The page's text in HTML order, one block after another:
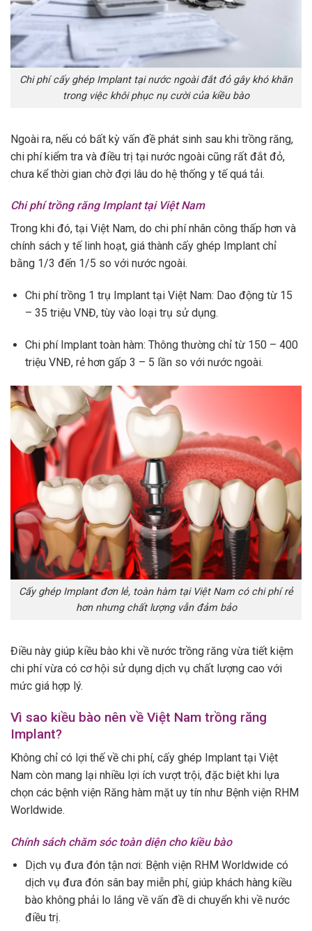
Chi phí cấy ghép Implant tại nước ngoài đắt đỏ gây khó khăn
trong việc khôi phục nụ cười của kiều bào
Ngoài ra, nếu có bất kỳ vấn đề phát sinh sau khi trồng răng,
chi phí kiểm tra và điều trị tại nước ngoài cũng rất đắt đỏ,
chưa kể thời gian chờ đợi lâu do hệ thống y tế quá tải.
Chi phí trồng răng Implant tại Việt Nam
Trong khi đó, tại Việt Nam, do chi phí nhân công thấp hơn và
chính sách y tế linh hoạt, giá thành cấy ghép Implant chỉ
bằng 1/3 đến 1/5 so với nước ngoài.
Chi phí trồng 1 trụ Implant tại Việt Nam: Dao động từ 15
– 35 triệu VNĐ, tùy vào loại trụ sử dụng.
Chi phí Implant toàn hàm: Thông thường chỉ từ 150 – 400
triệu VNĐ, rẻ hơn gấp 3 – 5 lần so với nước ngoài.
Cấy ghép Implant đơn lẻ, toàn hàm tại Việt Nam có chi phí rẻ
hơn nhưng chất lượng vẫn đảm bảo
Điều này giúp kiều bào khi về nước trồng răng vừa tiết kiệm
chi phí vừa có cơ hội sử dụng dịch vụ chất lượng cao với
mức giá hợp lý.
Vì sao kiều bào nên về Việt Nam trồng răng
Implant?
Không chỉ có lợi thế về chi phí, cấy ghép Implant tại Việt
Nam còn mang lại nhiều lợi ích vượt trội, đặc biệt khi lựa
chọn các bệnh viện Răng hàm mặt uy tín như Bệnh viện RHM
Worldwide.
Chính sách chăm sóc toàn diện cho kiều bào
Dịch vụ đưa đón tận nơi: Bệnh viện RHM Worldwide có
dịch vụ đưa đón sân bay miễn phí, giúp khách hàng kiều
bào không phải lo lắng về vấn đề di chuyển khi về nước
điều trị.